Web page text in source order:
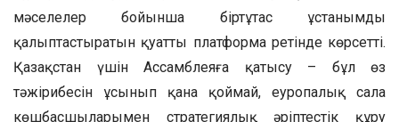
мәселелер бойынша біртұтас ұстанымды
қалыптастыратын қуатты платформа ретінде көрсетті.
Қазақстан үшін Ассамблеяға қатысу – бұл өз
тәжірибесін ұсынып қана қоймай, еуропалық сала
көшбасшыларымен стратегиялық әріптестік құру